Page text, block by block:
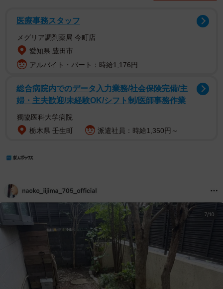
医療事務スタッフ
メグリア調剤薬局 今町店
愛知県 豊田市
アルバイト・パート：時給1,176円
総合病院内でのデータ入力業務/社会保険完備/主
婦・主夫歓迎/未経験OK/シフト制/医師事務作業
獨協医科大学病院
栃木県 壬生町
派遣社員：時給1,350円～